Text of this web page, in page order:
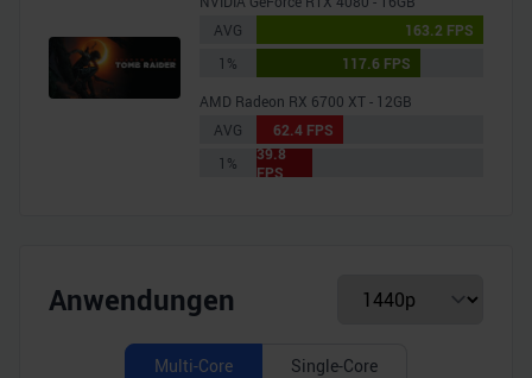
AVG
163.2 FPS
1%
117.6 FPS
AMD Radeon RX 6700 XT - 12GB
AVG
62.4 FPS
1%
39.8
FPS
Anwendungen
Multi-Core Single-Core